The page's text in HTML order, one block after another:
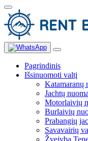
Pagrindinis
Išsinuomoti valtį
Katamaranų
Jachtų nuoma
Motorlaivių
Burlaivių
Prabangių
Savavairių
Žvejyba